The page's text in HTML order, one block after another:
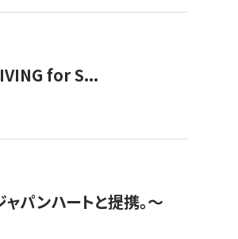
for S...
パンハートと提携。〜